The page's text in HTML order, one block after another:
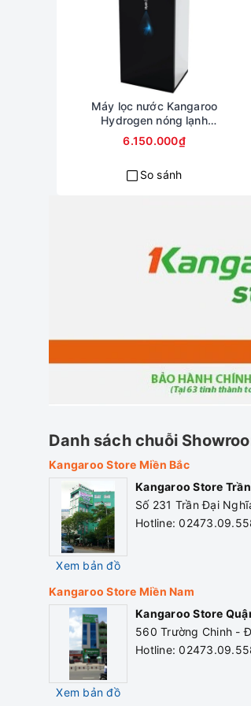
Điện áp
Công suất RO
Số lõi lọc
Dung tích bình chứa
Khối lượng
Cơ
Máy lọc nước Kangaroo
Hydrogen nóng lạnh
KG100ESGHC9
6.150.000₫
So sánh
Danh sách chuỗi
Kangaroo Store Miền Bắc
Xem bản đồ
Kangaroo Store
Số 231 Trần Đại
Hotline:
Kangaroo Store Miền Nam
Xem bản đồ
Kangaroo Store
560 Trường Chinh -
Hotline: